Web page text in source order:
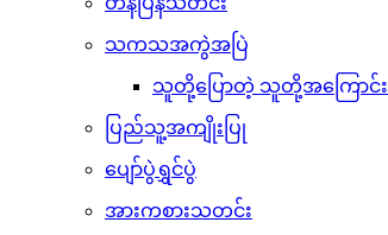
သကသအကွဲအပြဲ
သူတို့ပြောတဲ့ သူတို့အကြောင်း
ပြည်သူ့အကျိုးပြု
ပျော်ပွဲရွှင်ပွဲ
အားကစားသတင်း